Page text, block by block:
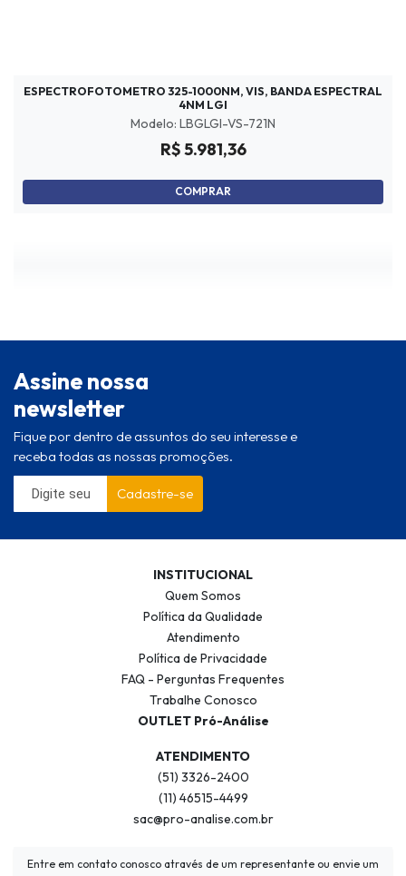
ESPECTROFOTOMETRO 325-1000NM, VIS, BANDA ESPECTRAL
4NM LGI
Modelo: LBGLGI-VS-721N
R$ 5.981,36
COMPRAR
Assine nossa
newsletter
Fique por dentro de assuntos do seu interesse e
receba todas as nossas promoções.
Cadastre-se
INSTITUCIONAL
Quem Somos
Política da Qualidade
Atendimento
Política de Privacidade
FAQ - Perguntas Frequentes
Trabalhe Conosco
OUTLET Pró-Análise
ATENDIMENTO
(51) 3326-2400
(11) 46515-4499
sac@pro-analise.com.br
Entre em contato conosco através de um representante ou envie um